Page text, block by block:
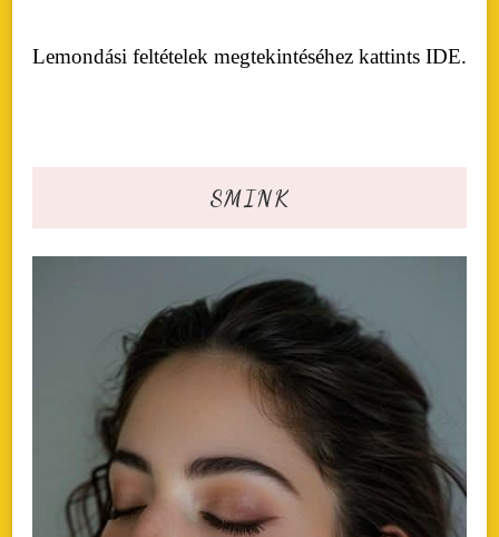
Lemondási feltételek megtekintéséhez kattints IDE.
SMINK